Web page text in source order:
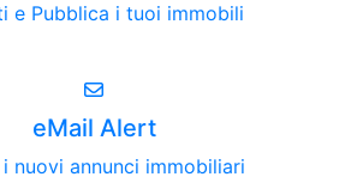
e Pubblica i tuoi immobili
eMail Alert
i nuovi annunci immobiliari